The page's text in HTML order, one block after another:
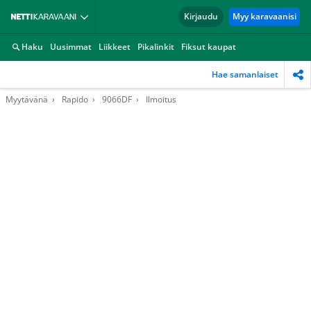
Kirjaudu Myy karavaanisi
Haku Uusimmat Liikkeet Pikalinkit Fiksut kaupat
Hae samanlaiset
Myytävänä Rapido 9066DF Ilmoitus